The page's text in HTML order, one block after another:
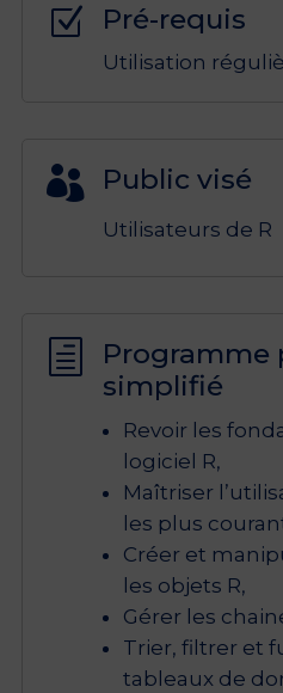
Z Pré-requis
Utilisation
 Public visé
Utilisateurs de R
h
Programme
simplifié
Revoir les
logiciel R,
Maîtriser
les plus
Créer et
les objets R,
Gérer les
Trier, filtrer et
tableaux de